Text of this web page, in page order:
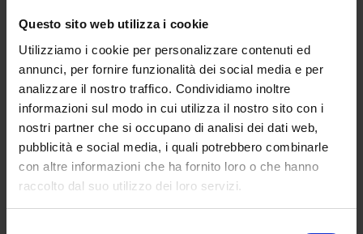
Questo sito web utilizza i cookie
Utilizziamo i cookie per personalizzare contenuti ed
annunci, per fornire funzionalità dei social media e per
analizzare il nostro traffico. Condividiamo inoltre
informazioni sul modo in cui utilizza il nostro sito con i
nostri partner che si occupano di analisi dei dati web,
pubblicità e social media, i quali potrebbero combinarle
con altre informazioni che ha fornito loro o che hanno
raccolto dal suo utilizzo dei loro servizi.
famigliari. Dovrà partire ora un confronto con
le Regioni e i sindacati da cui, comunque, arriva
un primo via libera: «Ho proposto da tempo di
andare avanti per tutto il mese di giugno –
sottolinea Pino Turi, segretario della Uil scuola
– di fronte ad un pericolo grande come questo
che stiamo vivendo, servono azioni
straordinarie: non ritengo sia sbagliato
modificare il calendario scolastico per
recuperare il vero diritto allo studio. Le lezioni